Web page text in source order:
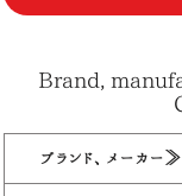
Brand,
ブランド、メーカー≫